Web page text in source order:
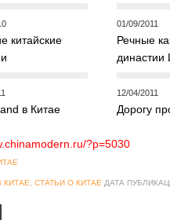
китайские
01/09/2011
Речные
династии
в Китае
12/04/2011
Дорогу
?p=5030
КИТАЕ СТАТЬИ О КИТАЕ ДАТА